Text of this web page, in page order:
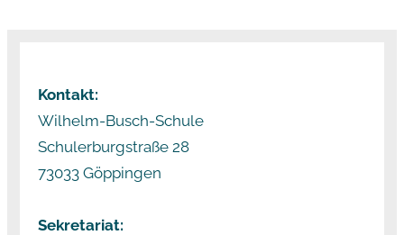
Kontakt:
Wilhelm-Busch-Schule
Schulerburgstraße 28
73033 Göppingen
Sekretariat: